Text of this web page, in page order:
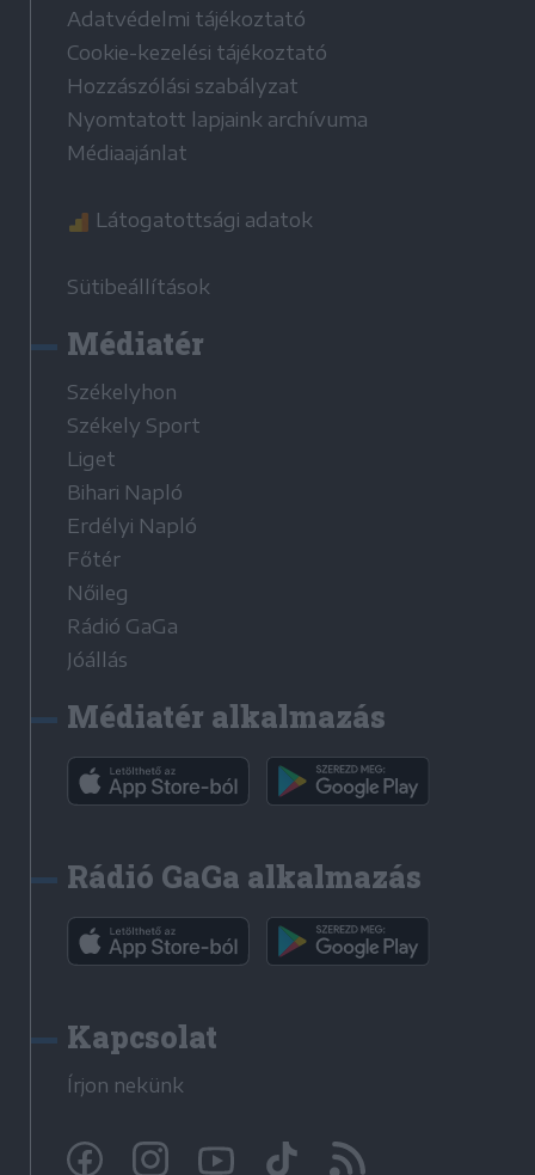
Adatvédelmi tájékoztató
Cookie-kezelési tájékoztató
Hozzászólási szabályzat
Nyomtatott lapjaink archívuma
Médiaajánlat
Látogatottsági adatok
Sütibeállítások
Médiatér
Székelyhon
Székely Sport
Liget
Bihari Napló
Erdélyi Napló
Főtér
Nőileg
Rádió GaGa
Jóállás
Médiatér alkalmazás
Rádió GaGa alkalmazás
Kapcsolat
Írjon nekünk